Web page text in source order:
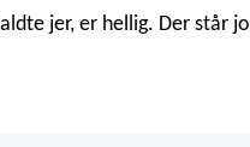
jer, er hellig. Der står jo